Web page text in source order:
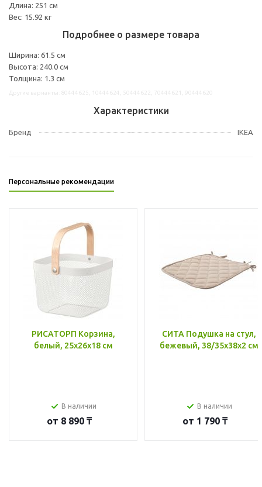
Длина: 251 см
Вес: 15.92 кг
Подробнее о размере товара
Ширина: 61.5 см
Высота: 240.0 см
Толщина: 1.3 см
Характеристики
Бренд IKEA
Персональные рекомендации
РИСАТОРП Корзина,
белый, 25x26x18 см
В наличии
от 8 890 ₸
СИТА Подушка на стул,
бежевый, 38/35x38x2 см
В наличии
от 1 790 ₸